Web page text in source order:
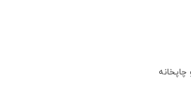
چاپخانه